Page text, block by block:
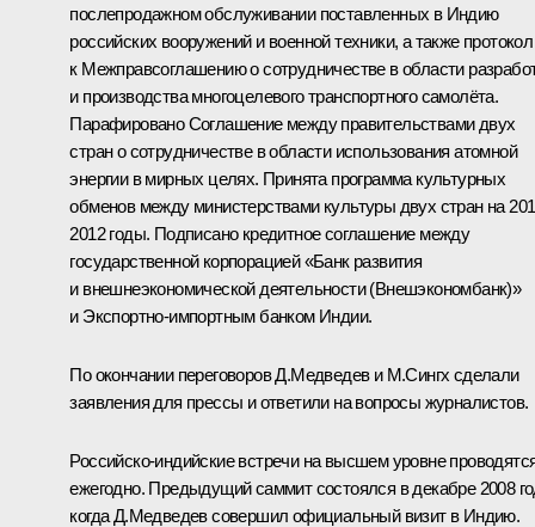
послепродажном обслуживании поставленных в Индию
российских вооружений и военной техники, а также протокол
к Межправсоглашению о сотрудничестве в области
и производства многоцелевого транспортного самолёта.
Парафировано Соглашение между правительствами двух
стран о сотрудничестве в области использования атомной
энергии в мирных целях. Принята программа культурных
обменов между министерствами культуры двух стран на
2012 годы. Подписано кредитное соглашение между
государственной корпорацией «Банк развития
и внешнеэкономической деятельности (Внешэкономбанк)»
и Экспортно-импортным банком Индии.
По окончании переговоров Д.Медведев и М.Сингх сделали
заявления для прессы и ответили на вопросы журналистов.
Российско-индийские встречи на высшем уровне
ежегодно. Предыдущий саммит состоялся в декабре 2008
когда Д.Медведев совершил официальный визит в Индию.